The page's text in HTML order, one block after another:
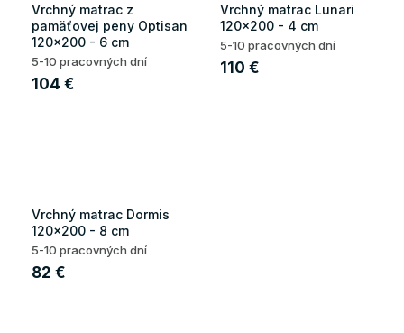
Vrchný matrac z
pamäťovej peny Optisan
120x200 - 6 cm
5-10 pracovných dní
104 €
Vrchný matrac Lunari
120x200 - 4 cm
5-10 pracovných dní
110 €
Vrchný matrac Dormis
120x200 - 8 cm
5-10 pracovných dní
82 €